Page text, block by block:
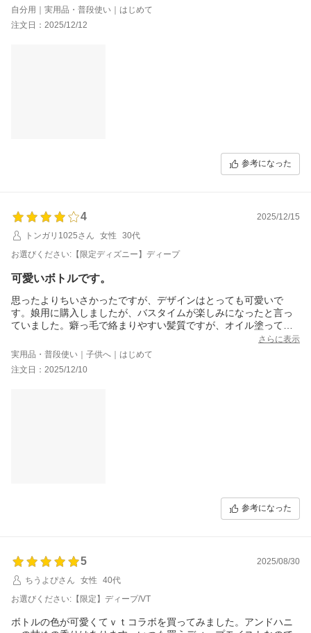
自分用｜実用品・普段使い｜はじめて
注文日：2025/12/12
参考になった
4
2025/12/15
トンガリ1025さん
女性
30代
お選びください:【限定ディズニー】ディープ
可愛いボトルです。
思ったよりちいさかったですが、デザインはとっても可愛いで
す。娘用に購入しましたが、バスタイムが楽しみになったと言っ
ていました。癖っ毛で絡まりやすい髪質ですが、オイル塗ってか
さらに表示
実用品・普段使い｜子供へ｜はじめて
注文日：2025/12/10
参考になった
5
2025/08/30
ちうよぴさん
女性
40代
お選びください:【限定】ディープ/VT
ボトルの色が可愛くてｖｔコラボを買ってみました。アンドハニ